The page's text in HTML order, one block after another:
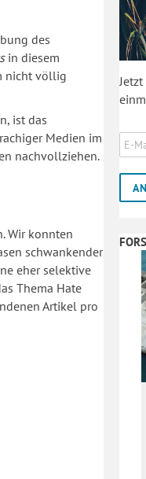
des
in diesem
nicht völlig
ist das
Medien im
nachvollziehen.
Wir konnten
schwankender
eher selektive
Thema Hate
Artikel pro